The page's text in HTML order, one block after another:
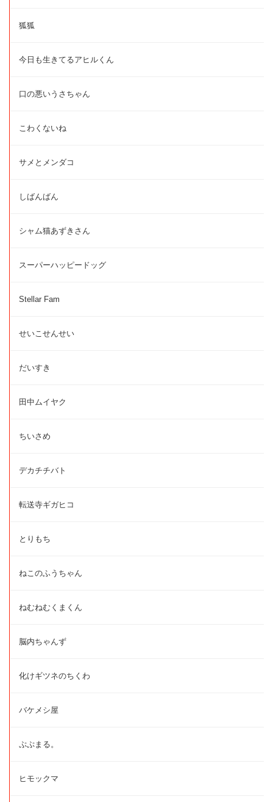
狐狐
今日も生きてるアヒルくん
口の悪いうさちゃん
こわくないね
サメとメンダコ
しばんばん
シャム猫あずきさん
スーパーハッピードッグ
Stellar Fam
せいこせんせい
だいすき
田中ムイヤク
ちいさめ
デカチチバト
転送寺ギガヒコ
とりもち
ねこのふうちゃん
ねむねむくまくん
脳内ちゃんず
化けギツネのちくわ
バケメシ屋
ぷぷまる。
ヒモックマ